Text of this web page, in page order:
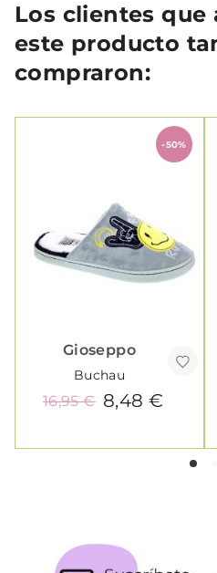
Los clientes que
este producto
compraron:
-50%
Gioseppo
Buchau
8,48 €
16,95 €